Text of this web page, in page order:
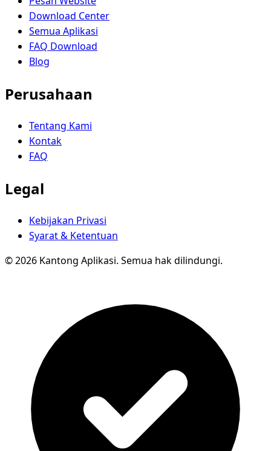
Download Center
Semua Aplikasi
FAQ Download
Blog
Perusahaan
Tentang Kami
Kontak
FAQ
Legal
Kebijakan Privasi
Syarat & Ketentuan
© 2026 Kantong Aplikasi. Semua hak dilindungi.